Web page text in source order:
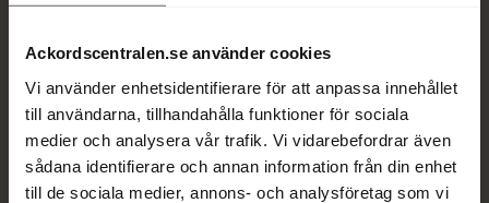
Ackordscentralen.se använder cookies
Vi använder enhetsidentifierare för att anpassa innehållet
till användarna, tillhandahålla funktioner för sociala
medier och analysera vår trafik. Vi vidarebefordrar även
sådana identifierare och annan information från din enhet
till de sociala medier, annons- och analysföretag som vi
planförhandling redan i samband med sin ansökan
En begäran om planförhandling måste vara
skriftlig och ska innehålla:
Ett förslag till rekonstruktionsplan.